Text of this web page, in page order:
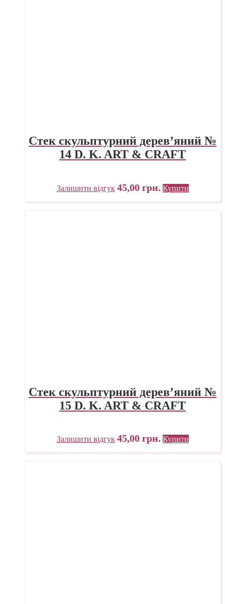
Стек скульптурний дерев’яний №
14 D. K. ART & CRAFT
Залишити відгук 45,00 грн. Купити
Стек скульптурний дерев’яний №
15 D. K. ART & CRAFT
Залишити відгук 45,00 грн. Купити